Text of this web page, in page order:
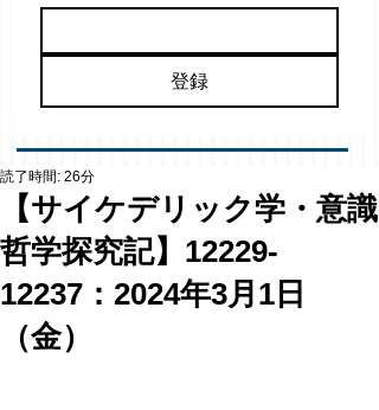
登録
【サイケデリック学・意識
哲学探究記】12229-
12237：2024年3月1日
（金）
読了時間: 26分